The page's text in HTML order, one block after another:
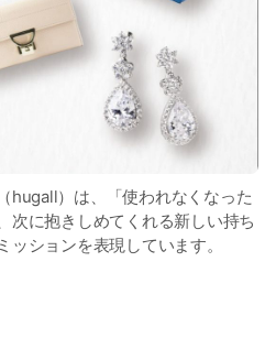
hugall）は、「使われなくなった
次に抱きしめてくれる新しい持ち
ションを表現しています。